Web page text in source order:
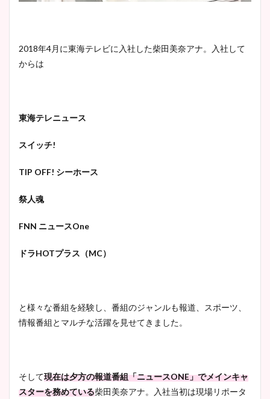
2018年4月に東海テレビに入社した柴田美奈アナ。入社して
からは
東海テレニュース
スイッチ!
TIP OFF! シーホース
祭人魂
FNN ニュースOne
ドラHOTプラス（MC）
と様々な番組を経験し、番組のジャンルも報道、スポーツ、
情報番組とマルチな活躍を見せてきました。
そして現在は夕方の報道番組「ニュースONE」でメインキャ
スターを務めている柴田美奈アナ。入社当初は現場リポータ